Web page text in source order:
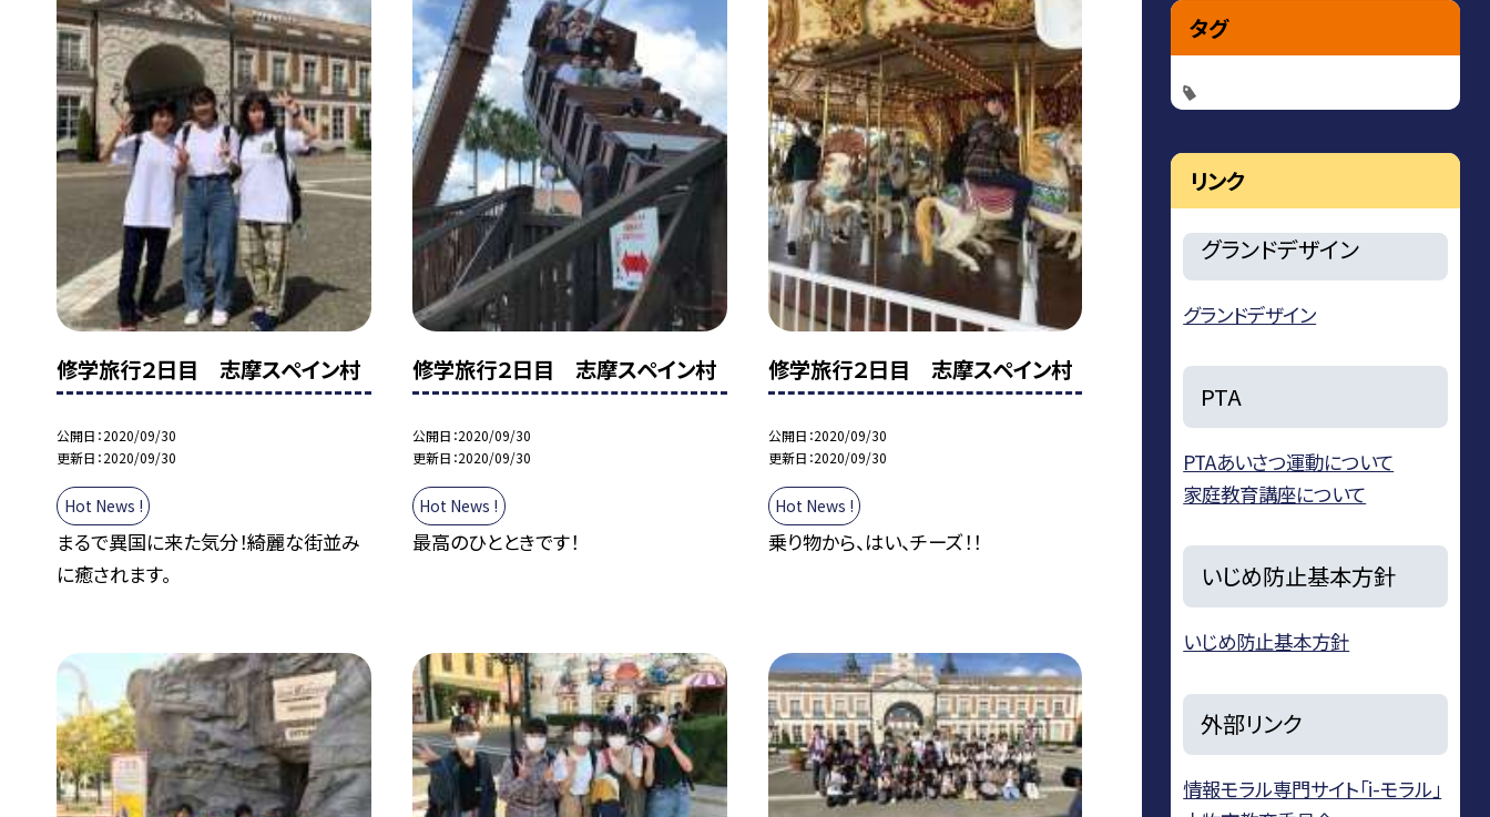
修学旅行２日目 志摩スペイン村
公開日 2020/09/30
更新日 2020/09/30
Hot News !
まるで異国に来た気分！綺麗な街並み
に癒されます。
修学旅行２日目 志摩スペイン村
公開日 2020/09/30
更新日 2020/09/30
Hot News !
最高のひとときです！
修学旅行２日目 志摩スペイン村
公開日 2020/09/30
更新日 2020/09/30
Hot News !
乗り物から、はい、チーズ！！
タグ
リンク
グランドデザイン
グランドデザイン
PTA
PTAあいさつ運動について
家庭教育講座について
いじめ防止基本方針
いじめ防止基本方針
外部リンク
情報モラル専門サイト「i-モラル」